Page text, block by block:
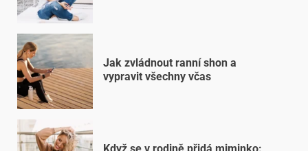
Jak zvládnout ranní shon a
vypravit všechny včas